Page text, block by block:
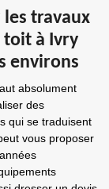
travaux
toit à Ivry
environs
absolument
des
qui se traduisent
vous proposer